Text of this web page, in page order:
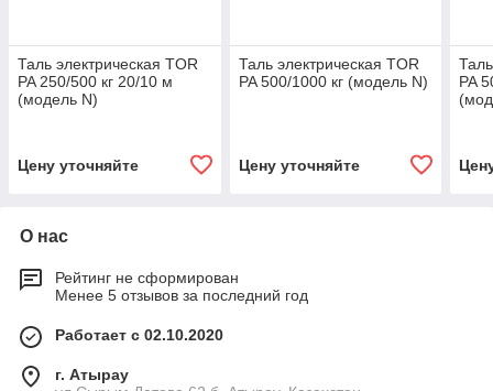
Таль электрическая TOR
PA 250/500 кг 20/10 м
(модель N)
Цену уточняйте
Таль электрическая TOR
PA 500/1000 кг (модель N)
Цену уточняйте
PA
О нас
Рейтинг не сформирован
Менее 5 отзывов за последний год
Работает с 02.10.2020
г. Атырау